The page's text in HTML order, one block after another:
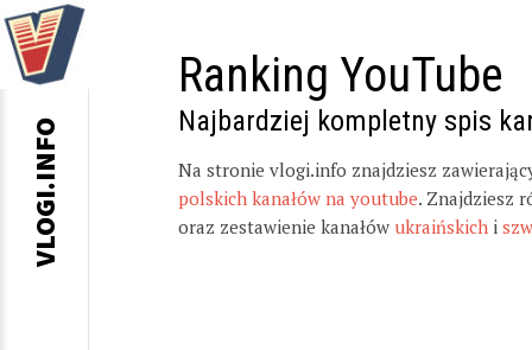
Ranking YouTube
Najbardziej kompletny spis
Na stronie vlogi.info znajdziesz
polskich kanałów na youtube. Znajdziesz
oraz zestawienie kanałów ukraińskich i
VLOGI.INFO